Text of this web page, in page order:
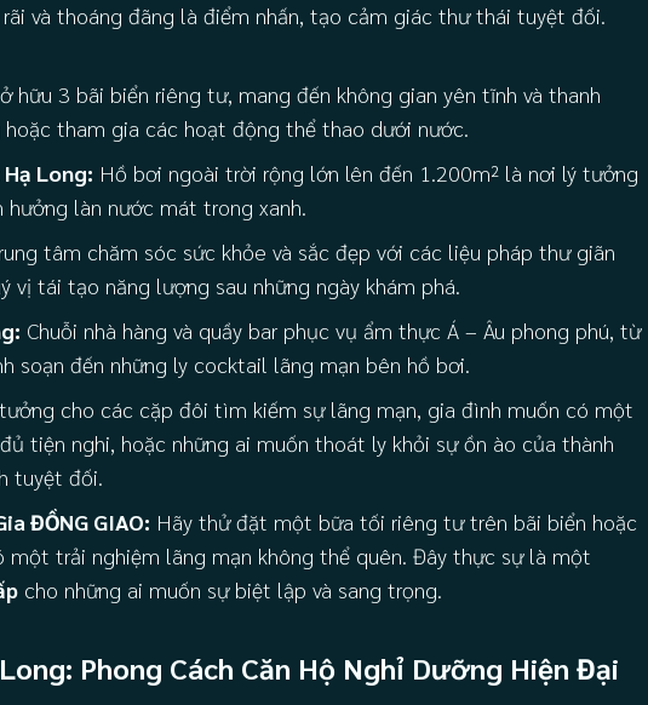
và thoáng đãng là điểm nhấn, tạo cảm giác thư thái tuyệt đối.
hữu 3 bãi biển riêng tư, mang đến không gian yên tĩnh và thanh
tham gia các hoạt động thể thao dưới nước.
Long: Hồ bơi ngoài trời rộng lớn lên đến 1.200m² là nơi lý tưởng
hưởng làn nước mát trong xanh.
tâm chăm sóc sức khỏe và sắc đẹp với các liệu pháp thư giãn
vị tái tạo năng lượng sau những ngày khám phá.
Chuỗi nhà hàng và quầy bar phục vụ ẩm thực Á – Âu phong phú, từ
soạn đến những ly cocktail lãng mạn bên hồ bơi.
cho các cặp đôi tìm kiếm sự lãng mạn, gia đình muốn có một
tiện nghi, hoặc những ai muốn thoát ly khỏi sự ồn ào của thành
tuyệt đối.
ĐỒNG GIAO: Hãy thử đặt một bữa tối riêng tư trên bãi biển hoặc
một trải nghiệm lãng mạn không thể quên. Đây thực sự là một
cho những ai muốn sự biệt lập và sang trọng.
Phong Cách Căn Hộ Nghỉ Dưỡng Hiện Đại